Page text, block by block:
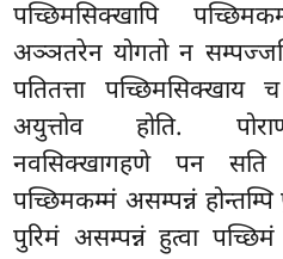
पच्छिमसिक्खापि
अञ्ञतरेन योगतो न
पतितत्ता पच्छिमसिक्खाय
अयुत्तोव होति.
नवसिक्खागहणे पन सति
पच्छिमकम्मं असम्पन्नं होन्तम्पि
पुरिमं असम्पन्नं हुत्वा पच्छिमं